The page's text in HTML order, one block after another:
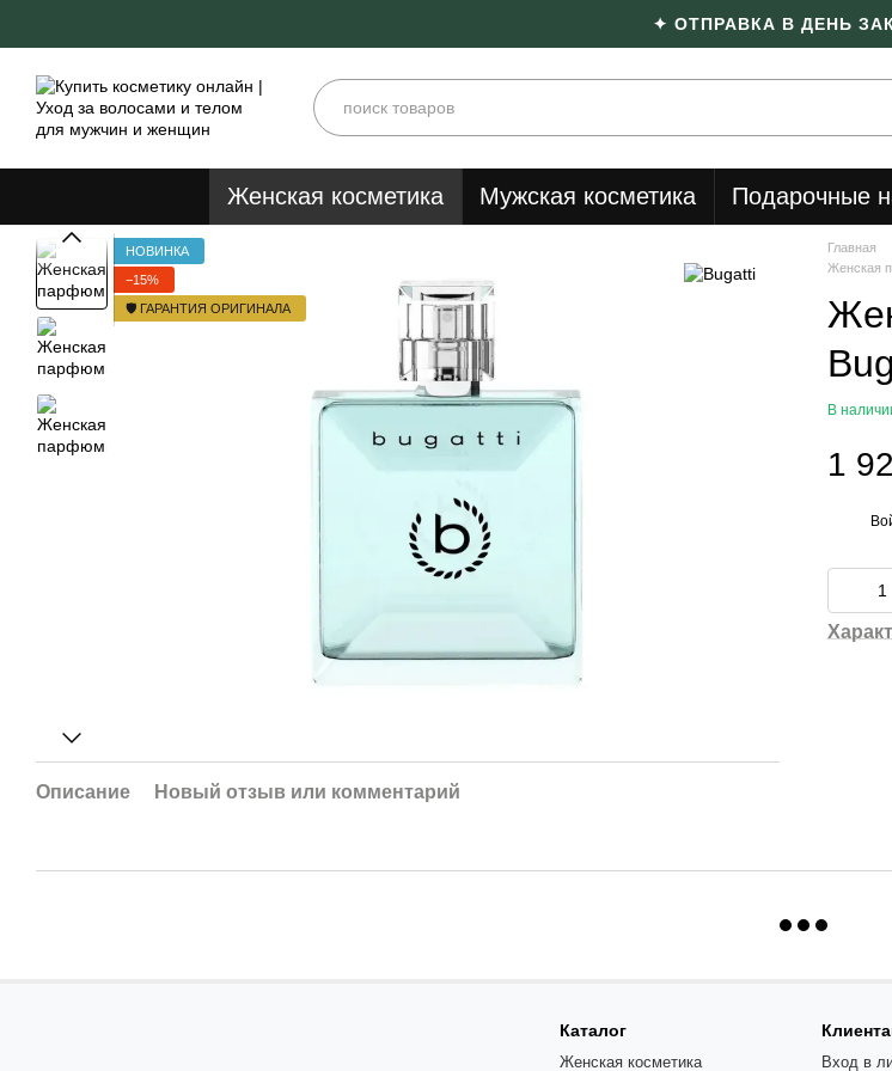
✦ ОТПРАВКА В ДЕНЬ
Женская косметика Мужская косметика Подарочные
НОВИНКА
−15%
🛡️ ГАРАНТИЯ ОРИГИНАЛА
Описание Новый отзыв или комментарий
Главная
Женская
В
1
Каталог
Женская косметика Вход в